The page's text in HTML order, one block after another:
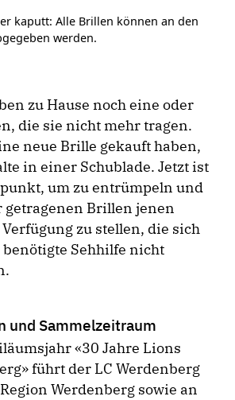
kaputt: Alle Brillen können an den
werden.
zu Hause noch eine oder
die sie nicht mehr tragen.
neue Brille gekauft haben,
in einer Schublade. Jetzt ist
um zu entrümpeln und
getragenen Brillen jenen
zu stellen, die sich
Sehhilfe nicht
und Sammelzeitraum
«30 Jahre Lions
führt der LC Werdenberg
Werdenberg sowie an